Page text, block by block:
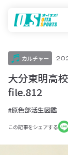
カルチャー
大分東明高
file.812
#原色部活生図鑑
この記事をシェアする